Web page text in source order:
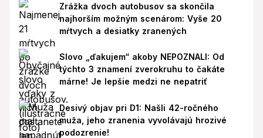
Zrážka dvoch autobusov sa skončila
najhorším možným scenárom: Vyše 20
mŕtvych a desiatky zranených
Slovo „ďakujem“ akoby NEPOZNALI: Od
týchto 3 znamení zverokruhu to čakáte
márne! Je lepšie medzi ne nepatriť
Desivý objav pri D1: Našli 42-ročného
muža, jeho zranenia vyvolávajú hrozivé
podozrenie!